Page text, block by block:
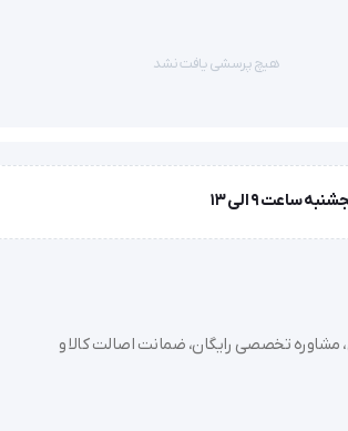
هیچ پرسشی یافت نشد
و جزئی با بهترین قیمت از سدان مد؛ بیش از 7000 کالای اصل، مشاوره تخصصی رایگان، ضمانت اصالت کالا و